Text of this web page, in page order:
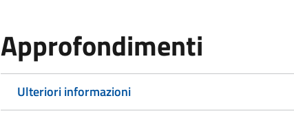
Approfondimenti
Ulteriori informazioni